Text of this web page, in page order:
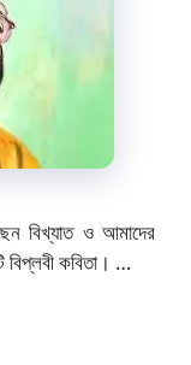
বিখ্যাত ও আমাদের
বিপ্লবী কবিতা। …